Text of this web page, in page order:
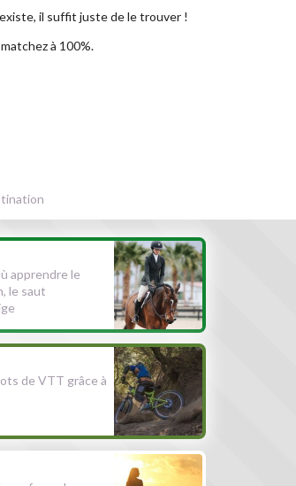
il suffit juste de le trouver !
à 100%.
apprendre le
le saut
de VTT grâce à